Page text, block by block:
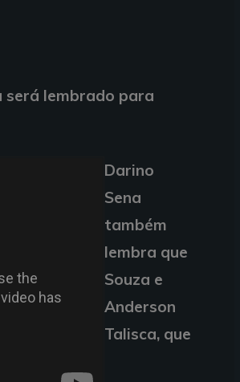
lembrado para
Darino
Sena
também
lembra que
Souza e
Anderson
Talisca, que